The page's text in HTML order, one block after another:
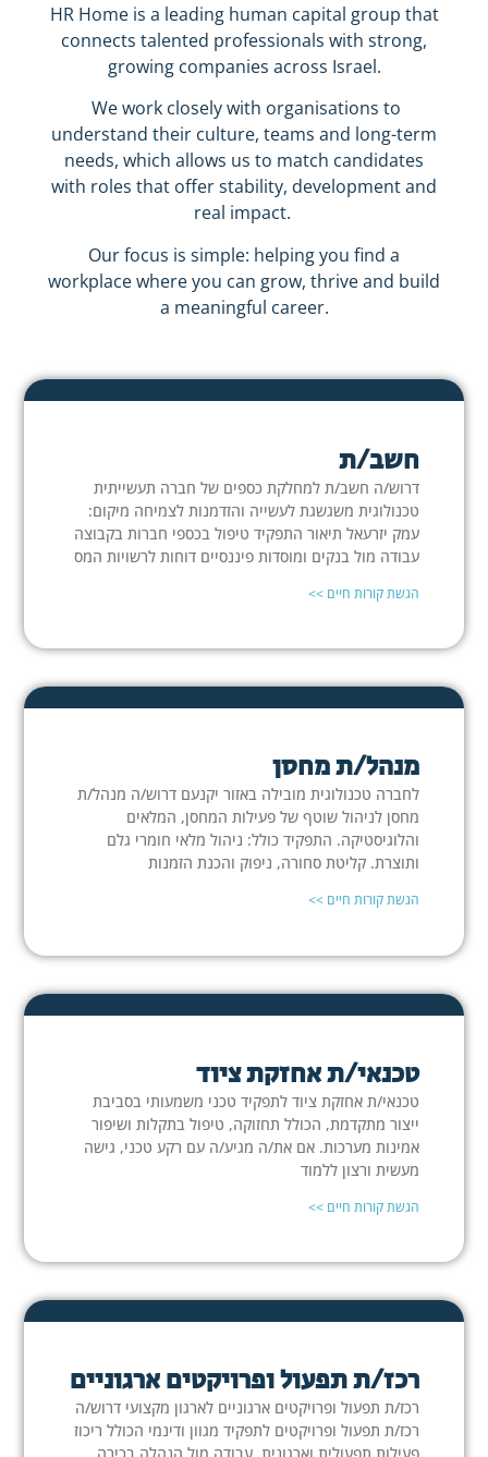
HR Home is a leading human capital group that
connects talented professionals with strong,
growing companies across Israel.
We work closely with organisations to
understand their culture, teams and long-term
needs, which allows us to match candidates
with roles that offer stability, development and
real impact.
Our focus is simple: helping you find a
workplace where you can grow, thrive and build
a meaningful career.
חשב/ת
דרוש/ה חשב/ת למחלקת כספים של חברה תעשייתית
טכנולוגית משגשגת לעשייה והזדמנות לצמיחה מיקום:
עמק יזרעאל תיאור התפקיד טיפול בכספי חברות בקבוצה
עבודה מול בנקים ומוסדות פיננסיים דוחות לרשויות המס
הגשת קורות חיים >>
מנהל/ת מחסן
לחברה טכנולוגית מובילה באזור יקנעם דרוש/ה מנהל/ת
מחסן לניהול שוטף של פעילות המחסן, המלאים
והלוגיסטיקה. התפקיד כולל: ניהול מלאי חומרי גלם
ותוצרת. קליטת סחורה, ניפוק והכנת הזמנות
הגשת קורות חיים >>
טכנאי/ת אחזקת ציוד
טכנאי/ת אחזקת ציוד לתפקיד טכני משמעותי בסביבת
ייצור מתקדמת, הכולל תחזוקה, טיפול בתקלות ושיפור
אמינות מערכות. אם את/ה מגיע/ה עם רקע טכני, גישה
מעשית ורצון ללמוד
הגשת קורות חיים >>
רכז/ת תפעול ופרויקטים ארגוניים
רכז/ת תפעול ופרויקטים ארגוניים לארגון מקצועי דרוש/ה
רכז/ת תפעול ופרויקטים לתפקיד מגוון ודינמי הכולל ריכוז